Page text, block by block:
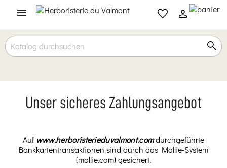

Unser sicheres Zahlungsangebot
Auf www.herboristerieduvalmont.comdurchgeführte
Bankkartentransaktionen sind durch das Mollie-System
(mollie.com) gesichert.